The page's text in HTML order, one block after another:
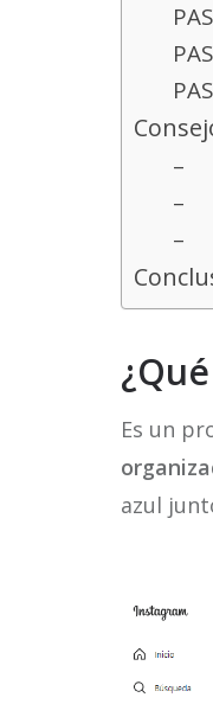
–
–
–
Es un
azul